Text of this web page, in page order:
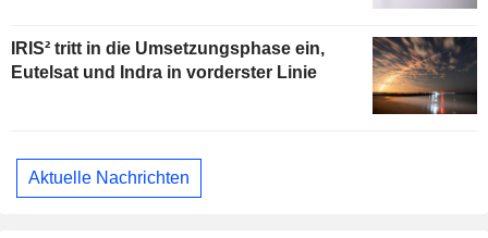
IRIS² tritt in die Umsetzungsphase ein,
Eutelsat und Indra in vorderster Linie
Aktuelle Nachrichten